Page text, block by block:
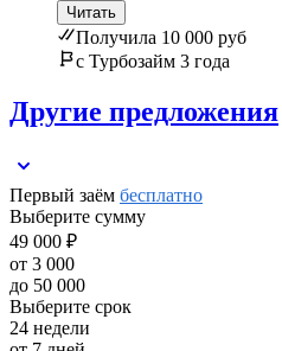
Читать
Получила 10 000 руб
с Турбозайм 3 года
Другие предложения
Первый заём бесплатно
Выберите сумму
49 000 ₽
от 3 000
до 50 000
Выберите срок
24 недели